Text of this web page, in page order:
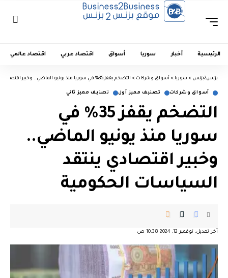
الرئيسية أخبار سوريا أسواق اقتصاد عربي اقتصاد عالمي
بزنس2بزنس > سوريا > أسواق وشركات > التضخم يقفز 35% في سوريا منذ يونيو الماضي.. وخبير اقتصادي ينتقد السياسات الحكومية
أسواق وشركات تصنيف مميز أول تصنيف مميز ثاني
التضخم يقفز 35% في
سوريا منذ يونيو الماضي..
وخبير اقتصادي ينتقد
السياسات الحكومية
آخر تعديل: نوفمبر 12, 2024 10:38 ص